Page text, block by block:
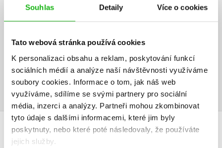
Souhlas Detaily Více o cookies
Tato webová stránka používá cookies
K personalizaci obsahu a reklam, poskytování funkcí
sociálních médií a analýze naší návštěvnosti využíváme
soubory cookies. Informace o tom, jak náš web
využíváme, sdílíme se svými partnery pro sociální
média, inzerci a analýzy. Partneři mohou zkombinovat
tyto údaje s dalšími informacemi, které jim byly
poskytnuty, nebo které poté následovaly, že používáte
jejich služby.
V současné době nejsou vytvořena žádná uživatelská hodnocení.
Vaše hodnocení
Uživatelskou recenzi mohou vkládat pouze registrovaní uživatelé
Přihlásit
AUTOR KNIHY